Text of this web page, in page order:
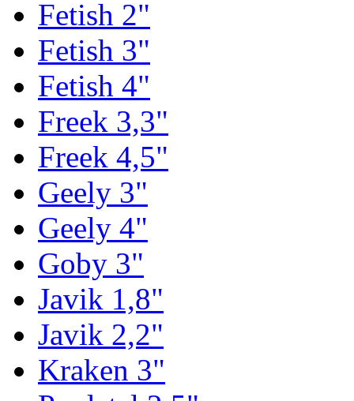
Fetish 2"
Fetish 3"
Fetish 4"
Freek 3,3"
Freek 4,5"
Geely 3"
Geely 4"
Goby 3"
Javik 1,8"
Javik 2,2"
Kraken 3"